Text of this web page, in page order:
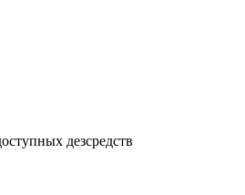
дезсредств